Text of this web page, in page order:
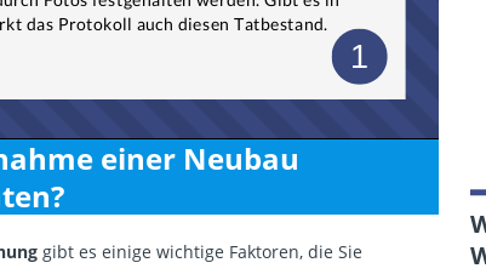
einer Neubau
gibt es einige wichtige Faktoren, die Sie